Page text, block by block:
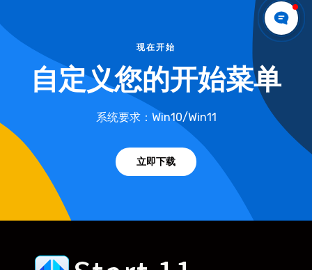
现在开始
自定义您的开始菜单
系统要求：Win10/Win11
立即下载